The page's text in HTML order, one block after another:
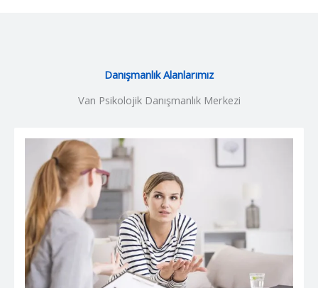
Danışmanlık Alanlarımız
Van Psikolojik Danışmanlık Merkezi​